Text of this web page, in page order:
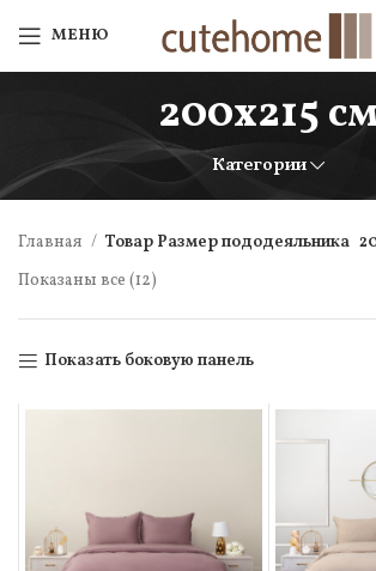
МЕНЮ
200х215
Категории
Главная Товар Размер пододеяльника
Показаны все (12)
Показать боковую панель